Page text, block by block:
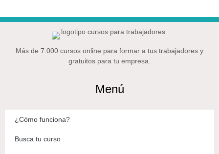
Más de 7.000 cursos online para formar a tus trabajadores y
gratuitos para tu empresa.
Menú
¿Cómo funciona?
Busca tu curso